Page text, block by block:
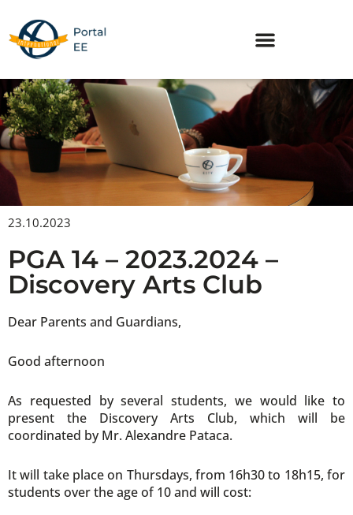
content
23.10.2023
PGA 14 – 2023.2024 –
Discovery Arts Club
Dear Parents and Guardians,
Good afternoon
As requested by several students, we would like to
present the Discovery Arts Club, which will be
coordinated by Mr. Alexandre Pataca.
It will take place on Thursdays, from 16h30 to 18h15, for
students over the age of 10 and will cost: